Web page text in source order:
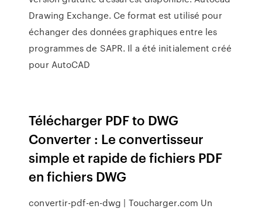
Drawing Exchange. Ce format est utilisé pour
échanger des données graphiques entre les
programmes de SAPR. Il a été initialement créé
pour AutoCAD
Télécharger PDF to DWG
Converter : Le convertisseur
simple et rapide de fichiers PDF
en fichiers DWG
convertir-pdf-en-dwg | Toucharger.com Un